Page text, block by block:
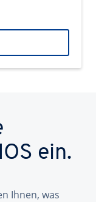
ein.
Ihnen, was